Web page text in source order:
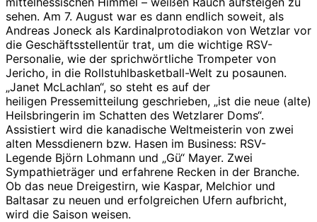
sehen. Am 7. August war es dann endlich soweit, als
Andreas Joneck als Kardinalprotodiakon von Wetzlar vor
die Geschäftsstellentür trat, um die wichtige RSV-
Personalie, wie der sprichwörtliche Trompeter von
Jericho, in die Rollstuhlbasketball-Welt zu posaunen.
„Janet McLachlan“, so steht es auf der
heiligen Pressemitteilung geschrieben, „ist die neue (alte)
Heilsbringerin im Schatten des Wetzlarer Doms“.
Assistiert wird die kanadische Weltmeisterin von zwei
alten Messdienern bzw. Hasen im Business: RSV-
Legende Björn Lohmann und „Gü“ Mayer. Zwei
Sympathieträger und erfahrene Recken in der Branche.
Ob das neue Dreigestirn, wie Kaspar, Melchior und
Baltasar zu neuen und erfolgreichen Ufern aufbricht,
wird die Saison weisen.